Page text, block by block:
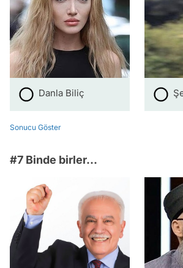
Danla Biliç
Sonucu Göster
#7 Binde birler...